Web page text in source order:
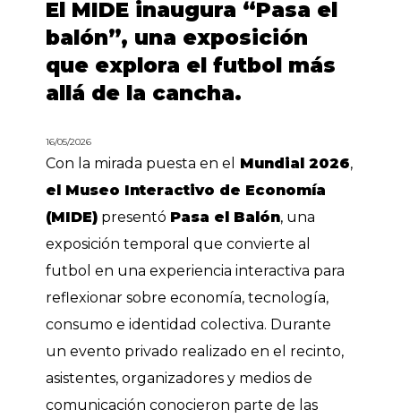
El MIDE inaugura “Pasa el
balón”, una exposición
que explora el futbol más
allá de la cancha.
16/05/2026
Con la mirada puesta en el Mundial 2026,
el Museo Interactivo de Economía
(MIDE) presentó Pasa el Balón, una
exposición temporal que convierte al
futbol en una experiencia interactiva para
reflexionar sobre economía, tecnología,
consumo e identidad colectiva. Durante
un evento privado realizado en el recinto,
asistentes, organizadores y medios de
comunicación conocieron parte de las